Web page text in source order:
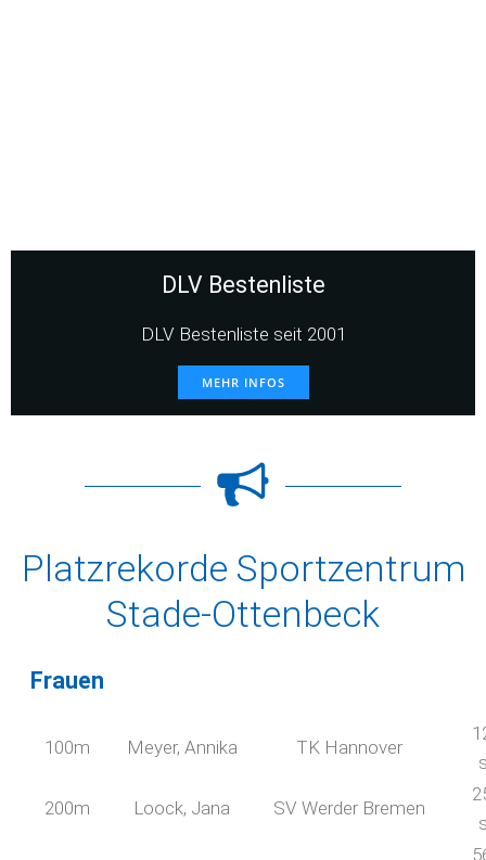
DLV Bestenliste
DLV Bestenliste seit 2001
MEHR INFOS
Platzrekorde Sportzentrum
Stade-Ottenbeck
Frauen
100m Meyer, Annika TK Hannover
200m Loock, Jana SV Werder Bremen